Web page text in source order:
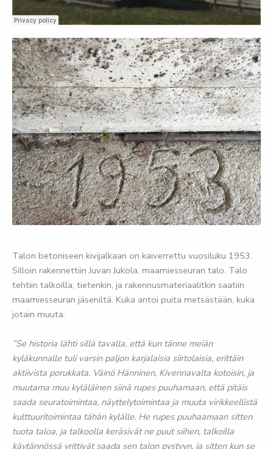
Talon betoniseen kivijalkaan on kaiverrettu vuosiluku 1953.
Silloin rakennettiin Juvan Jukola, maamiesseuran talo. Talo
tehtiin talkoilla, tietenkin, ja rakennusmateriaalitkin saatiin
maamiesseuran jäseniltä. Kuka antoi puita metsästään, kuka
jotain muuta.
”Se historia lähti sillä tavalla, että kun tänne meiän
kyläkunnalle tuli varsin paljon karjalaisia siirtolaisia, erittäin
aktiivista porukkata. Väinö Hänninen, Kivennavalta kotoisin, ja
muutama muu kyläläinen siinä rupes puuhamaan, että pitäis
saada seuratoimintaa, näyttelytoimintaa ja muuta virikkeellistä
kulttuuritoimintaa tähän kylälle. He rupes puuhaamaan sitten
tuota taloa, ja talkoolla keräsivät ne puut siihen, talkoilla
käytännössä yrittivät saada sen talon pystyyn, ja sitten kun se